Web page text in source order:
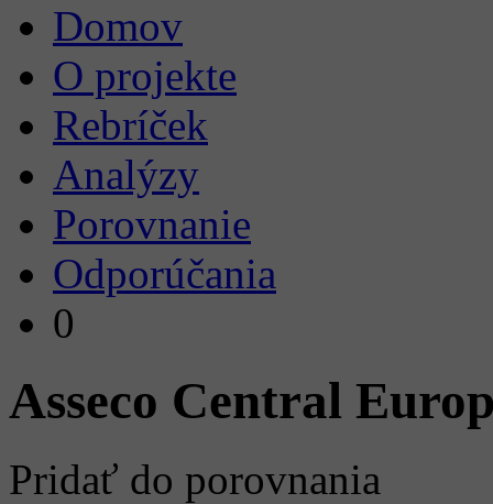
Domov
O projekte
Rebríček
Analýzy
Porovnanie
Odporúčania
0
Asseco Central
Pridať do porovnania